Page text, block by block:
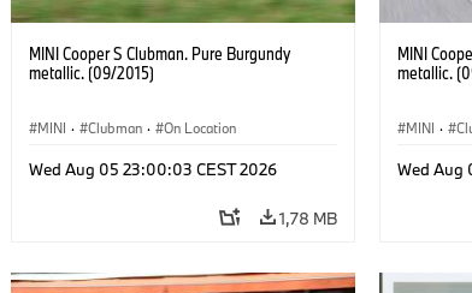
MINI Cooper S Clubman. Pure Burgundy
metallic. (09/2015)
MINI · Clubman · On Location
Wed Aug 05 23:00:03 CEST 2026
1,78 MB
MINI
metallic.
MINI ·
Wed Aug